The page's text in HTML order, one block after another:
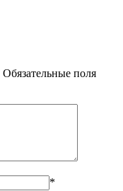
Обязательные поля
*